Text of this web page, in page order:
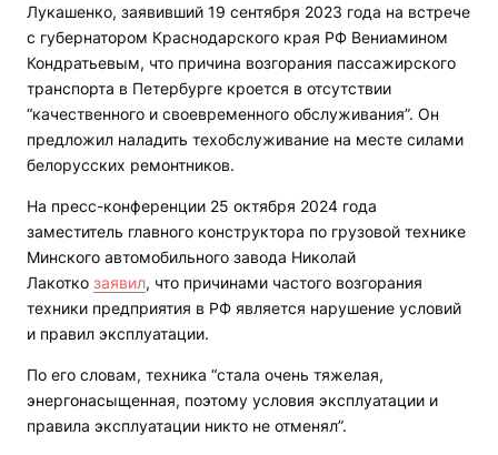
Лукашенко, заявивший 19 сентября 2023 года на встрече
с губернатором Краснодарского края РФ Вениамином
Кондратьевым, что причина возгорания пассажирского
транспорта в Петербурге кроется в отсутствии
“качественного и своевременного обслуживания”. Он
предложил наладить техобслуживание на месте силами
белорусских ремонтников.
На пресс-конференции 25 октября 2024 года
заместитель главного конструктора по грузовой технике
Минского автомобильного завода Николай
Лакотко заявил, что причинами частого возгорания
техники предприятия в РФ является нарушение условий
и правил эксплуатации.
По его словам, техника “стала очень тяжелая,
энергонасыщенная, поэтому условия эксплуатации и
правила эксплуатации никто не отменял”.